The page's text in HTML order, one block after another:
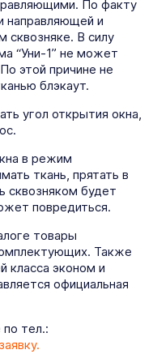
По факту
направляющей и
сквозняке. В силу
“Уни-1” не может
этой причине не
блэкаут.
угол открытия окна,
в режим
ткань, прятать в
сквозняком будет
повредиться.
товары
Также
класса эконом и
официальная
тел.: